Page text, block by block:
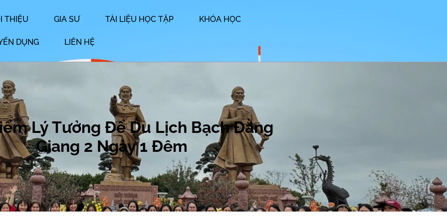
THIỆU GIA SƯ TÀI LIỆU HỌC TẬP KHÓA HỌC
DỤNG LIÊN HỆ
Lý Tưởng Để Du Lịch Bạch Đằng
Giang 2 Ngày 1 Đêm